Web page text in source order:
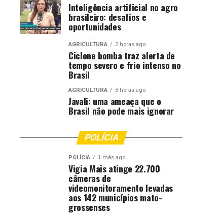
Inteligência artificial no agro
brasileiro: desafios e
oportunidades
AGRICULTURA 2 horas ago
Ciclone bomba traz alerta de
tempo severo e frio intenso no
Brasil
AGRICULTURA 3 horas ago
Javali: uma ameaça que o
Brasil não pode mais ignorar
POLÍCIA
POLÍCIA 1 mês ago
Vigia Mais atinge 22.700
câmeras de
videomonitoramento levadas
aos 142 municípios mato-
grossenses